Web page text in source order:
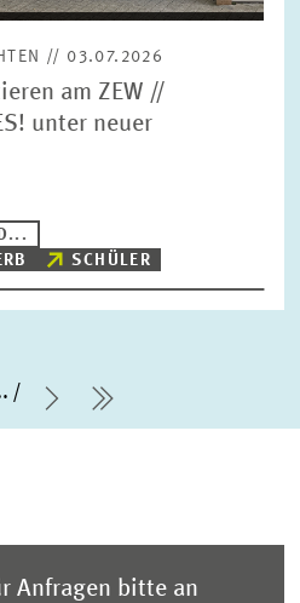
// 03.07.2026
am ZEW //
unter neuer
SCHÜLER
Nächste Seite
letzte Seite
Anfragen bitte an